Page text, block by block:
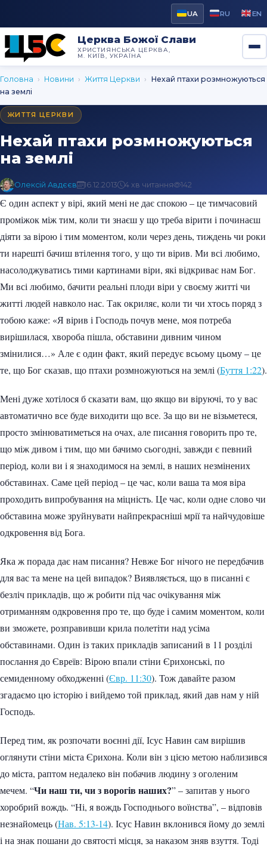
UA RU EN
Церква Божої Слави
ХРИСТИЯНСЬКА ЦЕРКВА,
М. КИЇВ, УКРАЇНА
Головна › Новини › Життя Церкви › Нехай птахи розмножуються
на землі
ЖИТТЯ ЦЕРКВИ
Нехай птахи розмножуються
на землі
Олексій Авдєєв 16.12.2013 4 хв читання 142
Є один аспект у вірі, який мені не дає спокою – це тимчасовий
проміжок між тим, коли ти знаєш у що треба вірити і починаєш
діяти за вірою і тим моментом, коли через день, тиждень чи роки
ти нарешті бачиш втілення того, у що ти вірив. Ми всі любимо,
насолоджуватись тими картинами віри, які відкриває нам Бог.
Ми всі любимо, бачити реальні плоди віри у своєму житті чи
житті людей навколо нас. Так окриляє, коли ти чи хтось поряд з
тобою каже: «Я вірив і Господь почув мене, моя потреба
вирішилася, хвороба пішла, обставини дивним чином
змінилися…» Але є один факт, який передує всьому цьому – це
те, що Бог сказав, що птахи розмножуються на землі (Буття 1:22).
Мені дуже хотілося б сказати вам, що якщо ви віруючі, то у вас
автоматично все буде виходити що все. За що ви не візьметеся,
просто змінюватиметься на очах, але писання говорить про те,
що між дивом і тим, що ми бачимо сьогодні, завжди є певний
період, коли ви і я знаходимося на землі, в наших незмінених
обставинах. Саме цей період – це час, коли ваша та моя віра
проходить випробування на міцність. Це час, коли одне слово чи
обставина може зруйнувати найпрекрасніші мрії та найчудовіше
одкровення від Бога.
Яка ж порада дає нам писання? Невже Бог нічого не передбачив
для вас та мене на цей випадок? Виявляється, що в писанні є
безліч прикладів, що ж робити під час очікування між
отриманням одкровення про те, що буде і самим моментом, коли
ви зможете, розправивши крила полетіти над усіма
обставинами. Один із таких прикладів записаний в 11 розділі
послання до Євреїв: Вірою впали стіни Єрихонські, по
семиденному обходженні (Євр. 11:30). Тож давайте разом
згадаємо цю історію і вийдемо той приклад, який дав нам у ній
Господь.
Перед тим, як розпочати воєнні дії, Ісус Навин сам вирішив
оглянути стіни міста Єрихона. Коли він з цією метою наблизився
до міста, раптом недалеко він побачив людину з оголеним
мечем. “Чи наш ти, чи з ворогів наших?” – запитав у нього
хоробрий вождь. “Ні, я вождь Господнього воїнства”, – відповів
незнайомець (Нав. 5:13-14). Ісус Навин вклонився йому до землі
і на знак пошани до святості місця, за наказом зняв взуття. Тоді